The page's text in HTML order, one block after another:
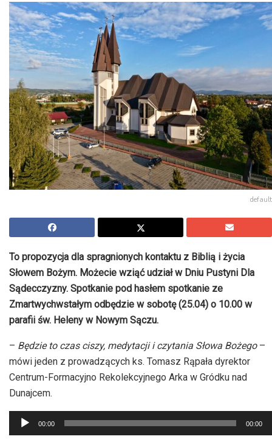
default
To propozycja dla spragnionych kontaktu z Biblią i życia
Słowem Bożym. Możecie wziąć udział w Dniu Pustyni Dla
Sądecczyzny. Spotkanie pod hasłem spotkanie ze
Zmartwychwstałym odbędzie w sobotę (25.04) o 10.00 w
parafii św. Heleny w Nowym Sączu.
– Będzie to czas ciszy, medytacji i czytania Słowa Bożego–
mówi jeden z prowadzących ks. Tomasz Rąpała dyrektor
Centrum-Formacyjno Rekolekcyjnego Arka w Gródku nad
Dunajcem.
Odtwarzacz
plików
00:00 00:00